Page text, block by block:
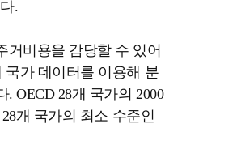
.
거비용을 감당할 수 있어
국가 데이터를 이용해 분
OECD 28개 국가의 2000
개 국가의 최소 수준인